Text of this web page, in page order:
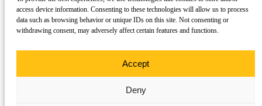
access device information. Consenting to these technologies will allow us to process
data such as browsing behavior or unique IDs on this site. Not consenting or
withdrawing consent, may adversely affect certain features and functions.
Accept
Deny
LinkedIn
YouTube
2026 TraceVšechna práva vyhrazena.
TRACE je projekt podporovaný konsorciem partnerů napříč střední
Tento web používá soubory cookie ke zlepšení vašeho procházení a